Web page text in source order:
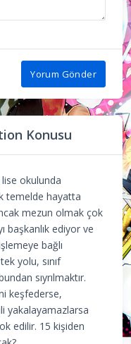
Yorum Gönder
Konusu
okulunda
temelde hayatta
mezun olmak çok
başkanlık ediyor ve
bağlı
yolu, sınıf
sıyrılmaktır.
keşfederse,
yakalayamazlarsa
edilir. 15 kişiden